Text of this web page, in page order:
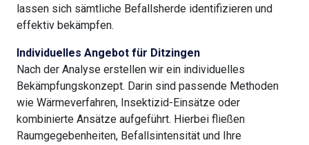
lassen sich sämtliche Befallsherde identifizieren und
effektiv bekämpfen.
Individuelles Angebot für Ditzingen
Nach der Analyse erstellen wir ein individuelles
Bekämpfungskonzept. Darin sind passende Methoden
wie Wärmeverfahren, Insektizid-Einsätze oder
kombinierte Ansätze aufgeführt. Hierbei fließen
Raumgegebenheiten, Befallsintensität und Ihre